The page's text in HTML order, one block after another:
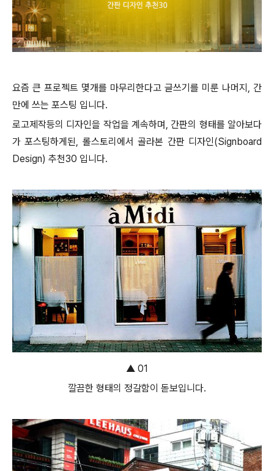
요즘 큰 프로젝트 몇개를 마무리한다고 글쓰기를 미룬 나머지, 간
만에 쓰는 포스팅 입니다.
로고제작등의 디자인을 작업을 계속하며, 간판의 형태를 알아보다
가 포스팅하게된, 롤스토리에서 골라본 간판 디자인(Signboard
Design) 추천30 입니다.
▲ 01
깔끔한 형태의 정갈함이 돋보입니다.